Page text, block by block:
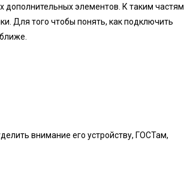
элементов. К таким частям
Для того чтобы понять, как подключить
внимание его устройству, ГОСТам,